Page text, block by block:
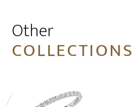
Other
COLLECTIONS